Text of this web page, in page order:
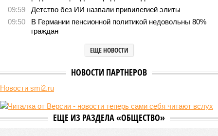
В нескольких станциях от уже сданного «Сказочного леса» пайщики ЖК
«Станция Л» продолжают ждать от компании Capital Group начала
Пока в Ярославском районе СВАО дольщики «Сказочного леса»
уже получают ключи – в мае 2026 года были получены